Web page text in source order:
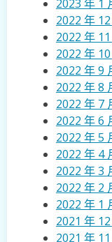
2023 年 1
2022 年
2022 年
2022 年
2022 年 9
2022 年 8
2022 年 7
2022 年 6
2022 年 5
2022 年 4
2022 年 3
2022 年 2
2022 年 1
2021 年
2021 年